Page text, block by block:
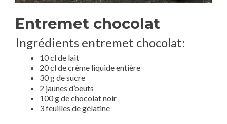
Entremet chocolat
Ingrédients entremet chocolat:
10 cl de lait
20 cl de crème liquide entière
30 g de sucre
2 jaunes d’oeufs
100 g de chocolat noir
3 feuilles de gélatine